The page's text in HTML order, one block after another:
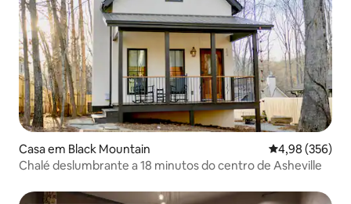
Casa em Black Mountain Classificação
4,98 (356)
Chalé deslumbrante a 18 minutos do centro de Asheville